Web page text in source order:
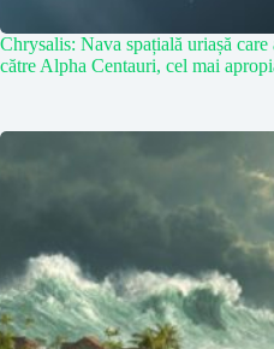
Chrysalis: Nava spațială uriașă
către Alpha Centauri, cel mai